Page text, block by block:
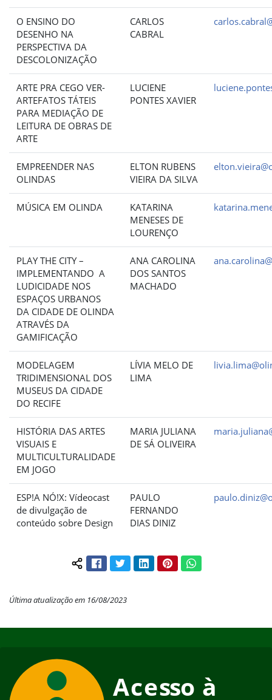
O ENSINO DO
DESENHO NA
PERSPECTIVA DA
DESCOLONIZAÇÃO
CARLOS
CABRAL
ARTE PRA CEGO VER-
ARTEFATOS TÁTEIS
PARA MEDIAÇÃO DE
LEITURA DE OBRAS DE
ARTE
LUCIENE
PONTES XAVIER
EMPREENDER NAS
OLINDAS
ELTON RUBENS
VIEIRA DA SILVA
MÚSICA EM OLINDA
KATARINA
MENESES DE
LOURENÇO
PLAY THE CITY –
IMPLEMENTANDO A
LUDICIDADE NOS
ESPAÇOS URBANOS
DA CIDADE DE OLINDA
ATRAVÉS DA
GAMIFICAÇÃO
ANA CAROLINA
DOS SANTOS
MACHADO
MODELAGEM
TRIDIMENSIONAL DOS
MUSEUS DA CIDADE
DO RECIFE
LÍVIA MELO DE
LIMA
HISTÓRIA DAS ARTES
VISUAIS E
MULTICULTURALIDADE
EM JOGO
MARIA JULIANA
DE SÁ OLIVEIRA
ESP!A NÓ!X: Vídeocast
de divulgação de
conteúdo sobre Design
PAULO
FERNANDO
DIAS DINIZ
Compartilhar conteúdo:
FacebookTwitterLinkedInPinterestWhatsApp
Última atualização em 16/08/2023